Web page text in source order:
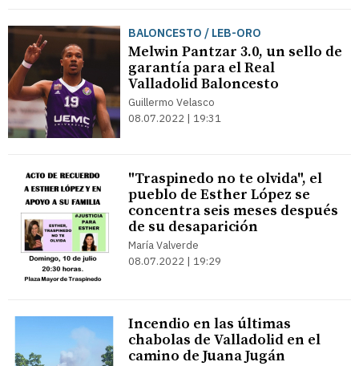
BALONCESTO / LEB-ORO
Melwin Pantzar 3.0, un sello de
garantía para el Real
Valladolid Baloncesto
Guillermo Velasco
08.07.2022 | 19:31
"Traspinedo no te olvida", el
pueblo de Esther López se
concentra seis meses después
de su desaparición
María Valverde
08.07.2022 | 19:29
Incendio en las últimas
chabolas de Valladolid en el
camino de Juana Jugán